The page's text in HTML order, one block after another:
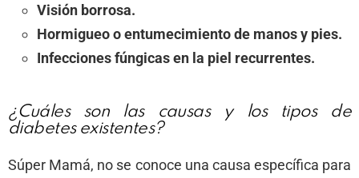
Visión borrosa.
Hormigueo o entumecimiento de manos y pies.
Infecciones fúngicas en la piel recurrentes.
¿Cuáles son las causas y los tipos de
diabetes existentes?
Súper Mamá, no se conoce una causa específica para